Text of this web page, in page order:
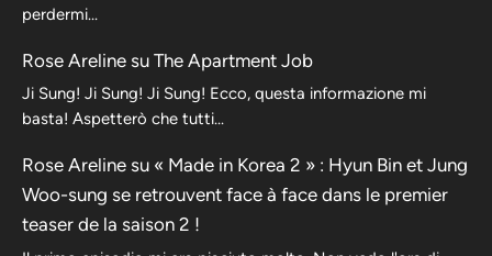
perdermi…
Rose Areline su The Apartment Job
Ji Sung! Ji Sung! Ji Sung! Ecco, questa informazione mi
basta! Aspetterò che tutti…
Rose Areline su « Made in Korea 2 » : Hyun Bin et Jung
Woo-sung se retrouvent face à face dans le premier
teaser de la saison 2 !